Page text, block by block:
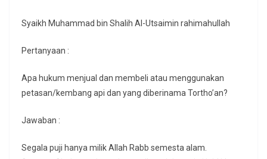
Syaikh Muhammad bin Shalih Al-Utsaimin rahimahullah
Pertanyaan :
Apa hukum menjual dan membeli atau menggunakan
petasan/kembang api dan yang diberinama Tortho’an?
Jawaban :
Segala puji hanya milik Allah Rabb semesta alam.